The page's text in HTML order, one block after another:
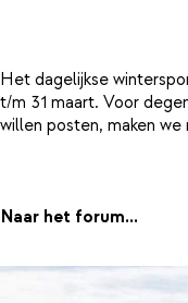
Het dagelijkse
t/m 31 maart. Voor
willen posten, maken
Naar het forum...